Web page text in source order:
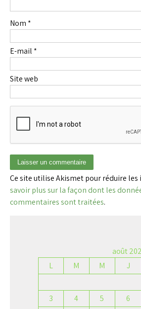
Nom *
E-mail *
Site web
Ce site utilise Akismet pour réduire les
savoir plus sur la façon dont les
commentaires sont traitées.
août
L
M M J
3
4 5 6